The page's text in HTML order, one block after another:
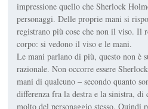
impressione quello che Sherlock
personaggi. Delle proprie mani si
registrano più cose che non il viso. Il
corpo: si vedono il viso e le mani.
Le mani parlano di più, questo non è
razionale. Non occorre essere
mani di qualcuno – secondo quanto
differenza fra la destra e la sinistra, di
molto del personaggio stesso. Quindi